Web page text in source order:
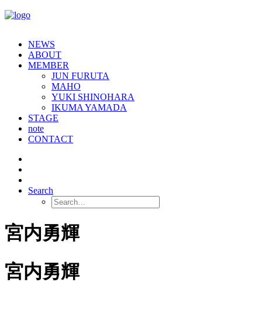
NEWS
ABOUT
MEMBER
JUN FURUTA
MAHO
YUKI SHINOHARA
IKUMA YAMADA
STAGE
note
CONTACT
Search
宮内勇輝
宮内勇輝